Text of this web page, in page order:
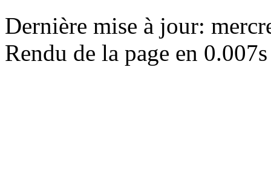
Dernière mise à jour:
Rendu de la page en 0.007s